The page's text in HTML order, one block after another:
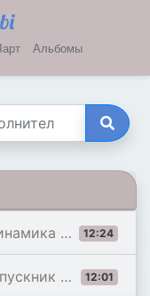
Альбомы
12:24
Model S!
12:01
University.